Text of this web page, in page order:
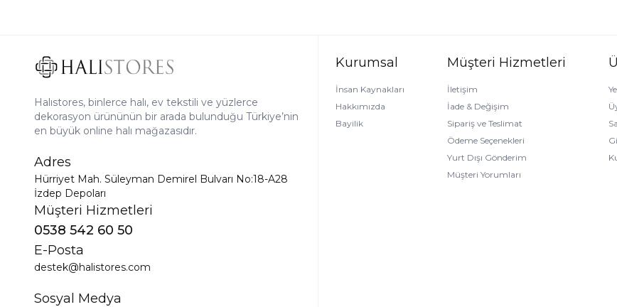
Halıstores, binlerce halı, ev tekstili ve yüzlerce
dekorasyon ürününün bir arada bulunduğu Türkiye’nin
en büyük online halı mağazasıdır.
Adres
Hürriyet Mah. Süleyman Demirel Bulvarı No:18-A28
İzdep Depoları
Müşteri Hizmetleri
0538 542 60 50
E-Posta
destek@halistores.com
Sosyal Medya
Kurumsal
İnsan Kaynakları
Hakkımızda
Bayilik
Müşteri Hizmetleri
İletişim
İade & Değişim
Sipariş ve Teslimat
Ödeme Seçenekleri
Yurt Dışı Gönderim
Müşteri Yorumları